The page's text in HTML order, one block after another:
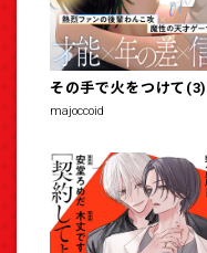
その手で火をつけて(3)
majoccoid